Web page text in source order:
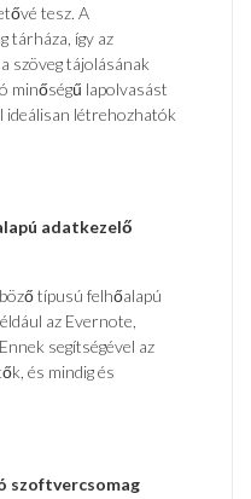
tesz. A
tárháza, így az
szöveg tájolásának
minőségű lapolvasást
ideálisan létrehozhatók
adatkezelő
típusú felhőalapú
az Evernote,
segítségével az
és mindig és
szoftvercsomag